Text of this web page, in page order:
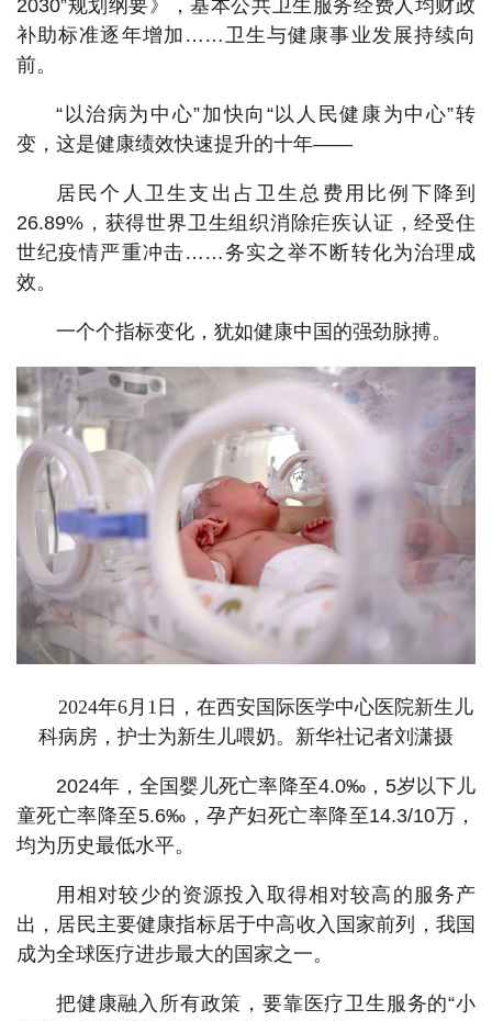
2030”规划纲要》，基本公共卫生服务经费人均财政
补助标准逐年增加……卫生与健康事业发展持续向
前。
“以治病为中心”加快向“以人民健康为中心”转
变，这是健康绩效快速提升的十年——
居民个人卫生支出占卫生总费用比例下降到
26.89%，获得世界卫生组织消除疟疾认证，经受住
世纪疫情严重冲击……务实之举不断转化为治理成
效。
一个个指标变化，犹如健康中国的强劲脉搏。
2024年6月1日，在西安国际医学中心医院新生儿
科病房，护士为新生儿喂奶。新华社记者刘潇摄
2024年，全国婴儿死亡率降至4.0‰，5岁以下儿
童死亡率降至5.6‰，孕产妇死亡率降至14.3/10万，
均为历史最低水平。
用相对较少的资源投入取得相对较高的服务产
出，居民主要健康指标居于中高收入国家前列，我国
成为全球医疗进步最大的国家之一。
把健康融入所有政策，要靠医疗卫生服务的“小